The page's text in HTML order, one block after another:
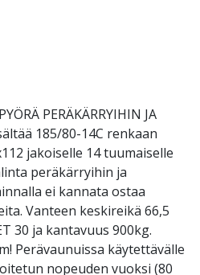
PERÄKÄRRYIHIN JA
185/80-14C renkaan
jakoiselle 14 tuumaiselle
peräkärryihin ja
ei kannata ostaa
Vanteen keskireikä 66,5
30 ja kantavuus 900kg.
Perävaunuissa käytettävälle
nopeuden vuoksi (80